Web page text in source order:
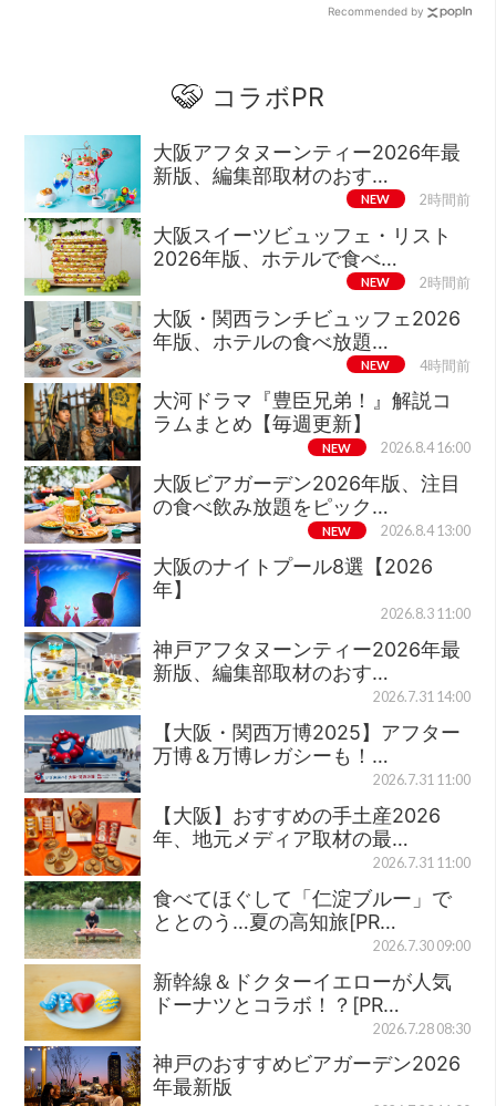
Recommended by
コラボPR
大阪アフタヌーンティー2026年最
新版、編集部取材のおす…
NEW 2時間前
大阪スイーツビュッフェ・リスト
2026年版、ホテルで食べ…
NEW 2時間前
大阪・関西ランチビュッフェ2026
年版、ホテルの食べ放題…
NEW 4時間前
大河ドラマ『豊臣兄弟！』解説コ
ラムまとめ【毎週更新】
NEW 2026.8.4 16:00
大阪ビアガーデン2026年版、注目
の食べ飲み放題をピック…
NEW 2026.8.4 13:00
大阪のナイトプール8選【2026
年】
2026.8.3 11:00
神戸アフタヌーンティー2026年最
新版、編集部取材のおす…
2026.7.31 14:00
【大阪・関西万博2025】アフター
万博＆万博レガシーも！…
2026.7.31 11:00
【大阪】おすすめの手土産2026
年、地元メディア取材の最…
2026.7.31 11:00
食べてほぐして「仁淀ブルー」で
ととのう…夏の高知旅[PR…
2026.7.30 09:00
新幹線＆ドクターイエローが人気
ドーナツとコラボ！？[PR…
2026.7.28 08:30
神戸のおすすめビアガーデン2026
年最新版